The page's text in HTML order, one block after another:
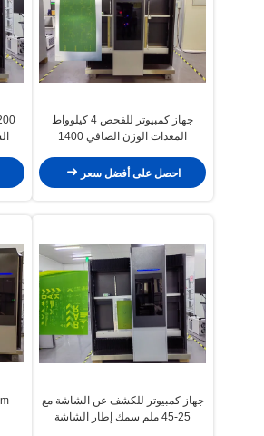
جهاز كمبيوتر للفحص 4 كيلوواط
المعدات الوزن الصافي 1400
احصل على أفضل سعر
جهاز كمبيوتر للكشف عن الشاشة مع
25-45 ملم سمك إطار الشاشة